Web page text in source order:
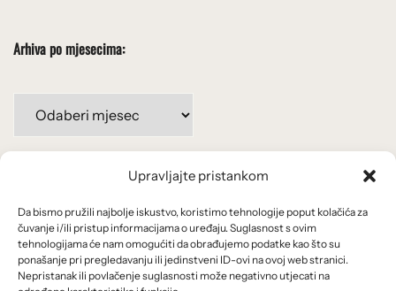
Upravljajte pristankom
Da bismo pružili najbolje iskustvo, koristimo tehnologije poput kolačića za
čuvanje i/ili pristup informacijama o uređaju. Suglasnost s ovim
tehnologijama će nam omogućiti da obrađujemo podatke kao što su
ponašanje pri pregledavanju ili jedinstveni ID-ovi na ovoj web stranici.
Nepristanak ili povlačenje suglasnosti može negativno utjecati na
Arhiva po mjesecima:
mjesecima:
Uvjeti korištenja
Politika privatnosti